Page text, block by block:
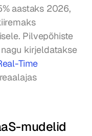
aastaks 2026,
Pilvepõhiste
kirjeldatakse
Time
mudelid